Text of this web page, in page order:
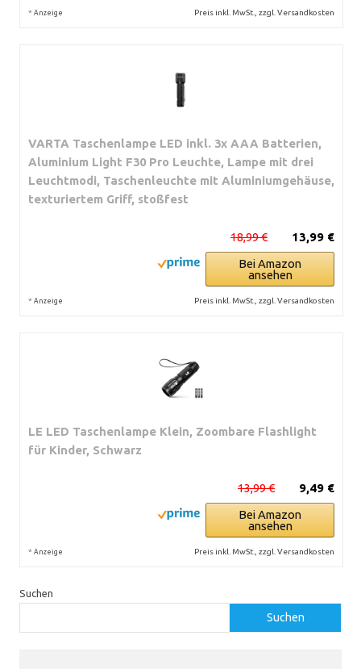
* Anzeige Preis inkl. MwSt., zzgl. Versandkosten
VARTA Taschenlampe LED inkl. 3x AAA Batterien,
Aluminium Light F30 Pro Leuchte, Lampe mit drei
Leuchtmodi, Taschenleuchte mit Aluminiumgehäuse,
texturiertem Griff, stoßfest
13,99 €
18,99 €
Bei Amazon
ansehen
* Anzeige Preis inkl. MwSt., zzgl. Versandkosten
LE LED Taschenlampe Klein, Zoombare Flashlight
für Kinder, Schwarz
9,49 €
13,99 €
Bei Amazon
ansehen
* Anzeige Preis inkl. MwSt., zzgl. Versandkosten
Suchen
Suchen